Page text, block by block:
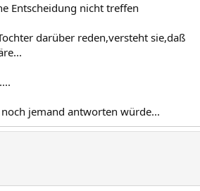
Entscheidung nicht treffen
darüber reden,versteht sie,daß
jemand antworten würde...